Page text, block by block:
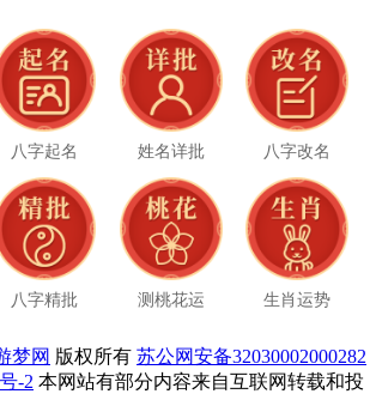
八字起名 姓名详批 八字改名
八字精批 测桃花运 生肖运势
梦网 版权所有 苏公网安备32030002000282
-2 本网站有部分内容来自互联网转载和投